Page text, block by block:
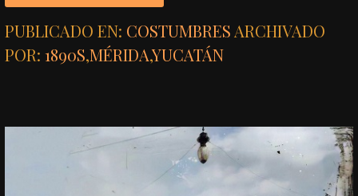
PUBLICADO EN: COSTUMBRES ARCHIVADO
POR:1890S,MÉRIDA,YUCATÁN